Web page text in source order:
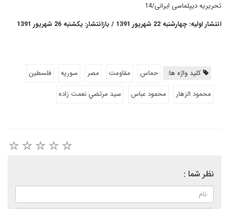
تحریریه دیپلماسی ایرانی/14
انتشار اولیه: چهارشنبه 22 شهریور 1391 / بازانتشار: یکشنبه 26 شهریور 1391
کلید واژه ها: حماس مقاومت مصر سوریه
فلسطین
محمود الزهار
محمود عباس سيد مرتضي نعمت زاده
نظر شما :